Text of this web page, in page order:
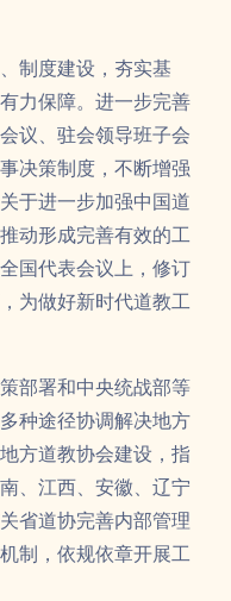
制度建设，夯实基
力保障。进一步完善
议、驻会领导班子会
决策制度，不断增强
于进一步加强中国道
动形成完善有效的工
国代表会议上，修订
为做好新时代道教工
部署和中央统战部等
种途径协调解决地方
方道教协会建设，指
、江西、安徽、辽宁
省道协完善内部管理
制，依规依章开展工